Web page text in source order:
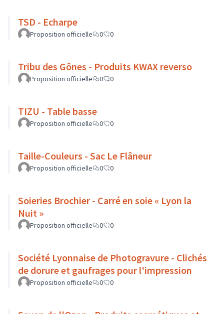
TSD - Echarpe
Proposition officielle 0 0
Tribu des Gônes - Produits KWAX reverso
Proposition officielle 0 0
TIZU - Table basse
Proposition officielle 0 0
Taille-Couleurs - Sac Le Flâneur
Proposition officielle 0 0
Soieries Brochier - Carré en soie « Lyon la
Nuit »
Proposition officielle 0 0
Société Lyonnaise de Photogravure - Clichés
de dorure et gaufrages pour l'impression
Proposition officielle 0 0